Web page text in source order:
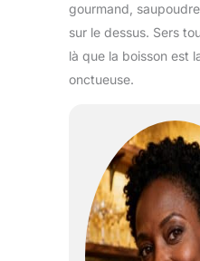
gourmand,
sur le dessus. Sers
là que la boisson est
onctueuse.